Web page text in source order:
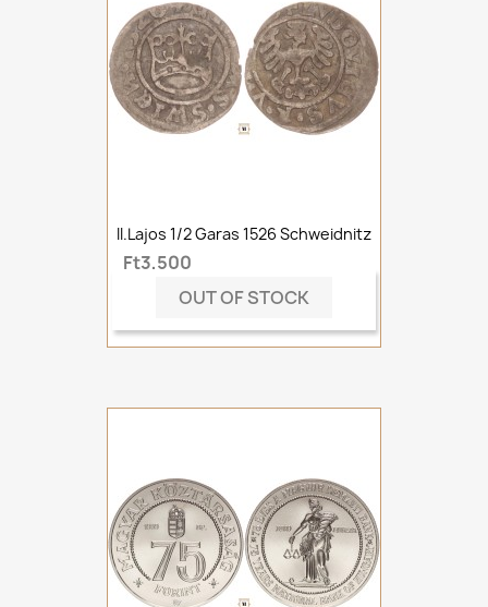
II.Lajos 1/2 Garas 1526 Schweidnitz
Ft3,500
OUT OF STOCK